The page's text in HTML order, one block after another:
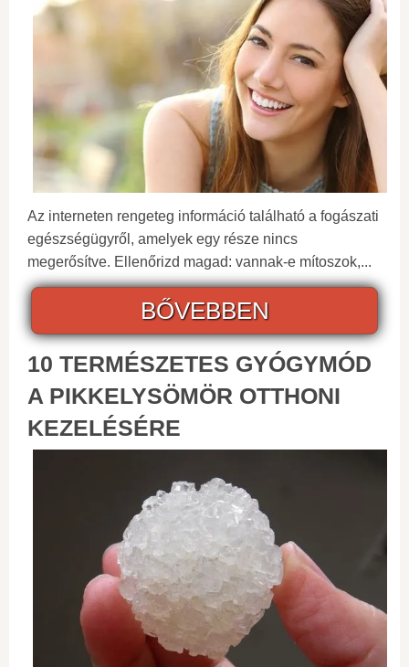
Az interneten rengeteg információ található a fogászati
​​​​egészségügyről, amelyek egy része nincs
megerősítve. Ellenőrizd magad: vannak-e mítoszok,...
BŐVEBBEN
10 TERMÉSZETES GYÓGYMÓD
A PIKKELYSÖMÖR OTTHONI
KEZELÉSÉRE